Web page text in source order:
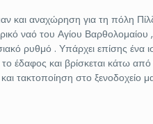
και αναχώρηση για τη πόλη
ναό του Αγίου Βαρθολομαίου
ρυθμό . Υπάρχει επίσης ένα
έδαφος και βρίσκεται κάτω από
τακτοποίηση στο ξενοδοχείο